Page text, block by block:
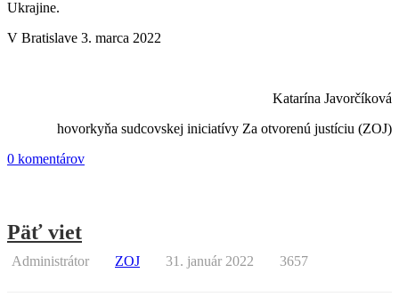
Ukrajine.
V Bratislave 3. marca 2022
Katarína Javorčíková
hovorkyňa sudcovskej iniciatívy Za otvorenú justíciu (ZOJ)
0 komentárov
Päť viet
Administrátor ZOJ 31. január 2022 3657